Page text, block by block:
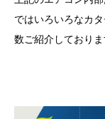
ではいろいろなカ
数ご紹介しておりま